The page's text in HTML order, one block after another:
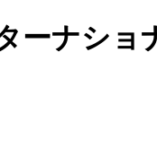
ーナショ